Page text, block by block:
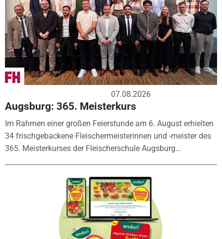
07.08.2026
Augsburg: 365. Meisterkurs
Im Rahmen einer großen Feierstunde am 6. August erhielten
34 frischgebackene Fleischermeisterinnen und -meister des
365. Meisterkurses der Fleischerschule Augsburg...